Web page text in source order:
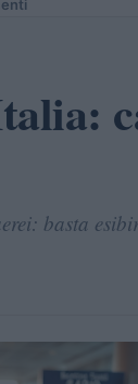
basta